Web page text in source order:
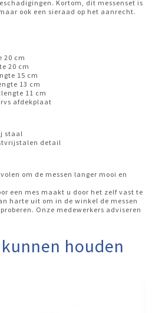
Kortom, dit messenset is
ook een sieraad op het aanrecht.
20 cm
20 cm
15 cm
13 cm
11 cm
afdekplaat
staal
detail
om de messen langer mooi en
een mes maakt u door het zelf vast te
harte uit om in de winkel de messen
Onze medewerkers adviseren
houden